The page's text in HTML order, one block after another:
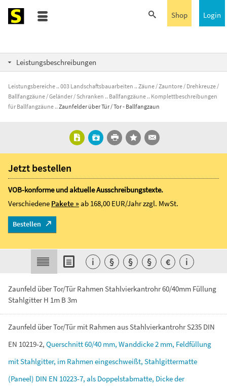
Login
Shop
Leistungsbeschreibungen
Leistungsbereiche 003 Landschaftsbauarbeiten
Zäune / Zauntore / Drehkreuze /
Ballfangzäune / Geländer / Schranken
Ballfangzäune
Komplettbeschreibungen
für Ballfangzäune
Zaunfelder über Tür / Tor - Ballfangzaun
Zaunfeld über Tor/Tür Rahmen Stahlvierkantrohr 60/40mm Füllung
Stahlgitter H 1m B 3m
Zaunfeld überTor/Türmit Rahmen ausStahlvierkantrohrS235 DIN
EN 10219-2, Querschnitt60/40 mm, Wanddicke2 mm, Feldfüllung
mitStahlgitter, im Rahmen eingeschweißt, Stahlgittermatte
(Paneel) DIN EN 10223-7, als Doppelstabmatte, Dickeder
Jetzt bestellen
VOB-konforme und aktuelle Ausschreibungstexte.
Verschiedene Pakete »ab 168,00 EUR/Jahrzzgl. MwSt.
Bestellen
i § § § € i